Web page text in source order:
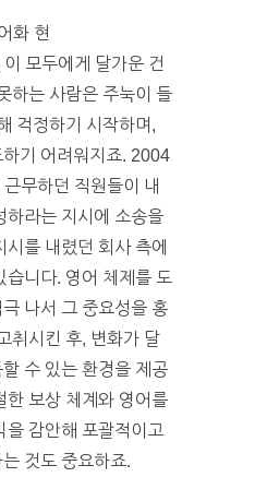
화 현
모두에게 달가운 건
하는 사람은 주눅이 들
걱정하기 시작하며,
기 어려워지죠. 2004
무하던 직원들이 내
하라는 지시에 소송을
를 내렸던 회사 측에
습니다. 영어 체제를 도
나서 그 중요성을 홍
취시킨 후, 변화가 달
수 있는 환경을 제공
한 보상 체계와 영어를
을 감안해 포괄적이고
것도 중요하죠.